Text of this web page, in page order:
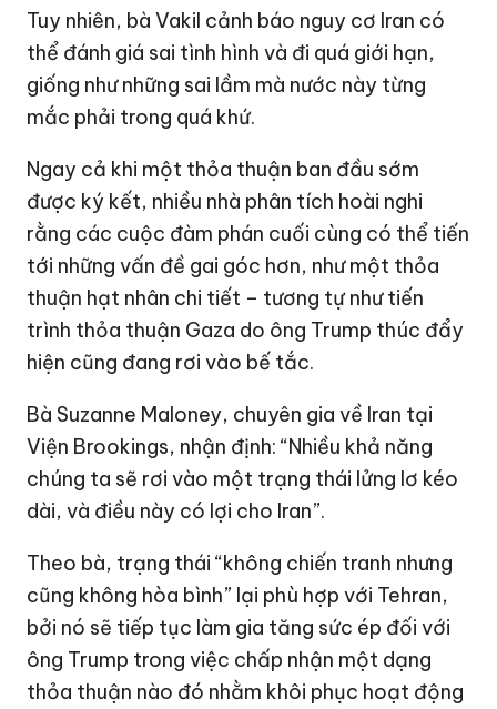
Tuy nhiên, bà Vakil cảnh báo nguy cơ Iran có
thể đánh giá sai tình hình và đi quá giới hạn,
giống như những sai lầm mà nước này từng
mắc phải trong quá khứ.
Ngay cả khi một thỏa thuận ban đầu sớm
được ký kết, nhiều nhà phân tích hoài nghi
rằng các cuộc đàm phán cuối cùng có thể tiến
tới những vấn đề gai góc hơn, như một thỏa
thuận hạt nhân chi tiết – tương tự như tiến
trình thỏa thuận Gaza do ông Trump thúc đẩy
hiện cũng đang rơi vào bế tắc.
Bà Suzanne Maloney, chuyên gia về Iran tại
Viện Brookings, nhận định: “Nhiều khả năng
chúng ta sẽ rơi vào một trạng thái lửng lơ kéo
dài, và điều này có lợi cho Iran”.
Theo bà, trạng thái “không chiến tranh nhưng
cũng không hòa bình” lại phù hợp với Tehran,
bởi nó sẽ tiếp tục làm gia tăng sức ép đối với
ông Trump trong việc chấp nhận một dạng
thỏa thuận nào đó nhằm khôi phục hoạt động